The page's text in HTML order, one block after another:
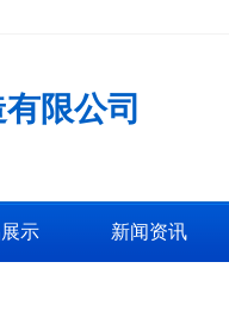
限公司
示 新闻资讯